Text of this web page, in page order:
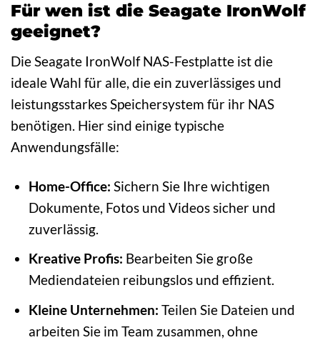
Für wen ist die Seagate IronWolf
geeignet?
Die Seagate IronWolf NAS-Festplatte ist die
ideale Wahl für alle, die ein zuverlässiges und
leistungsstarkes Speichersystem für ihr NAS
benötigen. Hier sind einige typische
Anwendungsfälle:
Home-Office: Sichern Sie Ihre wichtigen
Dokumente, Fotos und Videos sicher und
zuverlässig.
Kreative Profis: Bearbeiten Sie große
Mediendateien reibungslos und effizient.
Kleine Unternehmen: Teilen Sie Dateien und
arbeiten Sie im Team zusammen, ohne